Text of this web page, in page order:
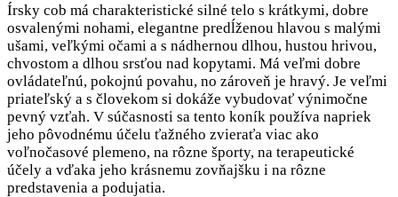
Írsky cob má charakteristické silné telo s krátkymi, dobre
osvalenými nohami, elegantne predĺženou hlavou s malými
ušami, veľkými očami a s nádhernou dlhou, hustou hrivou,
chvostom a dlhou srsťou nad kopytami. Má veľmi dobre
ovládateľnú, pokojnú povahu, no zároveň je hravý. Je veľmi
priateľský a s človekom si dokáže vybudovať výnimočne
pevný vzťah. V súčasnosti sa tento koník používa napriek
jeho pôvodnému účelu ťažného zvieraťa viac ako
voľnočasové plemeno, na rôzne športy, na terapeutické
účely a vďaka jeho krásnemu zovňajšku i na rôzne
predstavenia a podujatia.